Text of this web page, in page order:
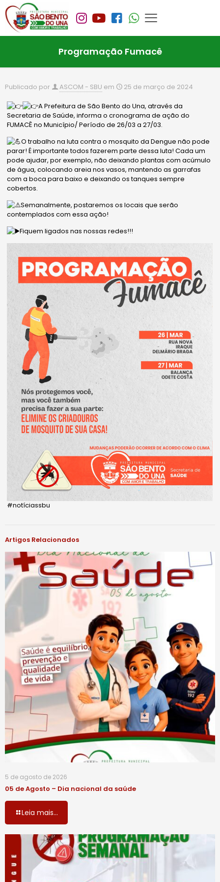
Programação Fumacê
Publicado por ASCOM - SBU em 25 de março de 2024
A Prefeitura de São Bento do Una, através da
Secretaria de Saúde, informa o cronograma de ação do
FUMACÊ no Município/ Período de 26/03 a 27/03.
O trabalho na luta contra o mosquito da Dengue não pode
parar! É importante todos fazerem parte dessa luta! Cada um
pode ajudar, por exemplo, não deixando plantas com acúmulo
de água, colocando areia nos vasos, mantendo as garrafas
com a boca para baixo e deixando os tanques sempre
cobertos.
Semanalmente, postaremos os locaisque serão
contemplados com essa ação!
Fiquem ligados nas nossas redes!!!
#notíciassbu
Artigos Relacionados
5 de agosto de 2026
05 de Agosto – Dia nacional da saúde
Leia mais...